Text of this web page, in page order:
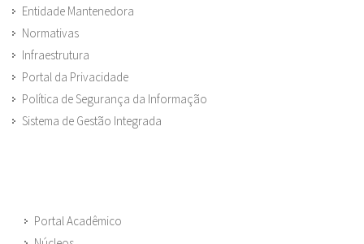
Entidade Mantenedora
Normativas
Infraestrutura
Portal da Privacidade
Política de Segurança da Informação
Sistema de Gestão Integrada
Portal Acadêmico